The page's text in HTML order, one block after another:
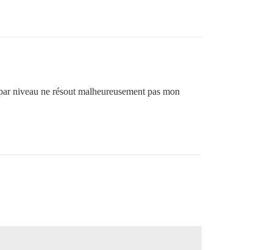
niveau ne résout malheureusement pas mon